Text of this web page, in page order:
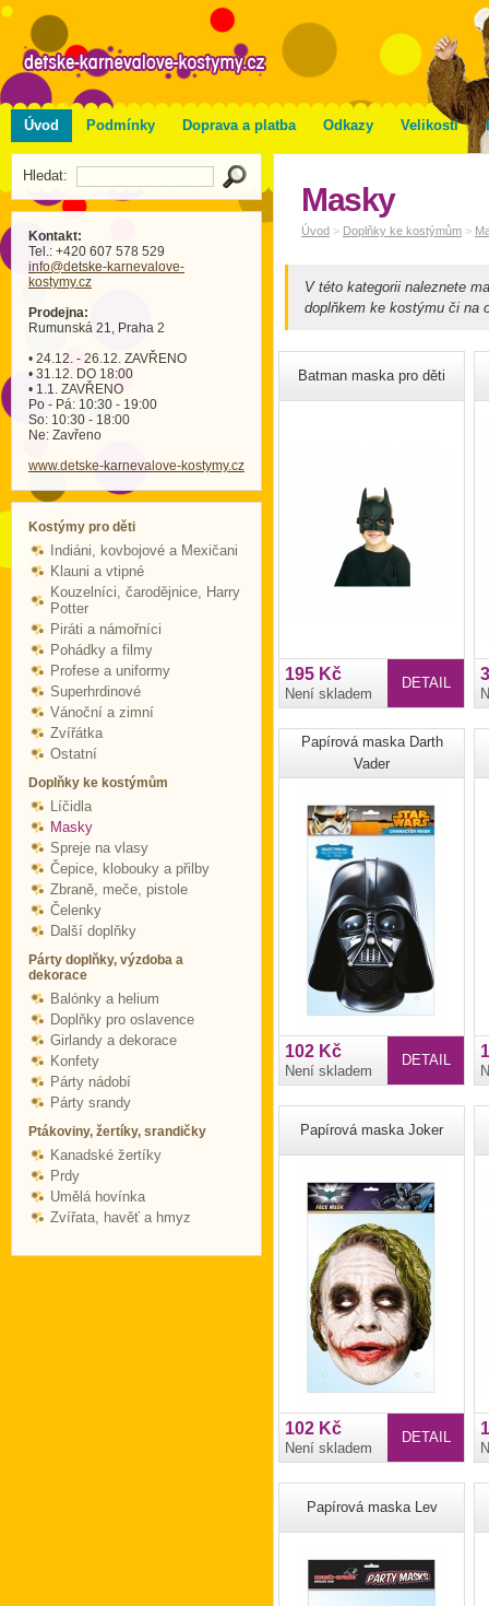
Úvod Podmínky Doprava a platba Odkazy Velikosti
Hledat:
Kontakt:
Tel.: +420 607 578 529
info@detske-karnevalove-
kostymy.cz
Prodejna:
Rumunská 21, Praha 2
• 24.12. - 26.12. ZAVŘENO
• 31.12. DO 18:00
• 1.1. ZAVŘENO
Po - Pá: 10:30 - 19:00
So: 10:30 - 18:00
Ne: Zavřeno
www.detske-karnevalove-kostymy.cz
Kostýmy pro děti
Indiáni, kovbojové a Mexičani
Klauni a vtipné
Kouzelníci, čarodějnice, Harry
Potter
Piráti a námořníci
Pohádky a filmy
Profese a uniformy
Superhrdinové
Vánoční a zimní
Zvířátka
Ostatní
Doplňky ke kostýmům
Líčidla
Masky
Spreje na vlasy
Čepice, klobouky a přilby
Zbraně, meče, pistole
Čelenky
Další doplňky
Párty doplňky, výzdoba a
dekorace
Balónky a helium
Doplňky pro oslavence
Girlandy a dekorace
Konfety
Párty nádobí
Párty srandy
Ptákoviny, žertíky, srandičky
Kanadské žertíky
Prdy
Umělá hovínka
Zvířata, havěť a hmyz
Masky
Úvod > Doplňky ke kostýmům >
V této kategorii naleznete
doplňkem ke kostýmu či na
Batman maska pro děti
DETAIL
195 Kč
Není skladem
Papírová maska Darth
Vader
DETAIL
102 Kč
Není skladem
Papírová maska Joker
DETAIL
102 Kč
Není skladem
Papírová maska Lev